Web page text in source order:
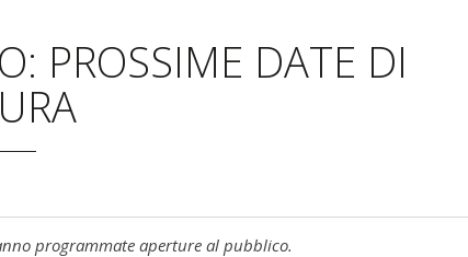
PROSSIME DATE DI
programmate aperture al pubblico.